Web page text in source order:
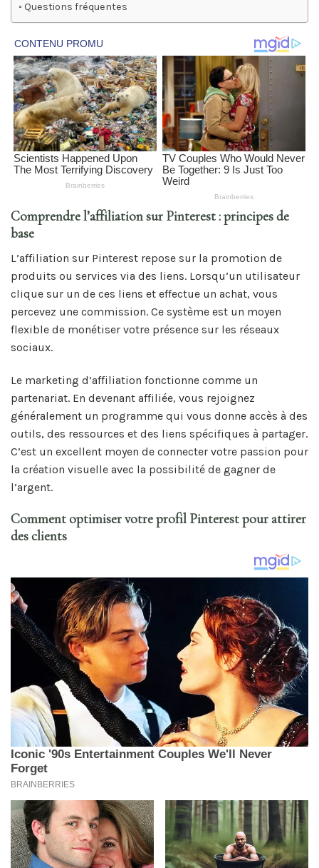
Questions fréquentes
Comprendre l’affiliation sur Pinterest : principes de
base
L’affiliation sur Pinterest repose sur la promotion de
produits ou services via des liens. Lorsqu’un utilisateur
clique sur un de ces liens et effectue un achat, vous
percevez une commission. Ce système est un moyen
flexible de monétiser votre présence sur les réseaux
sociaux.
Le marketing d’affiliation fonctionne comme un
partenariat. En devenant affiliée, vous rejoignez
généralement un programme qui vous donne accès à des
outils, des ressources et des liens spécifiques à partager.
C’est un excellent moyen de connecter votre passion pour
la création visuelle avec la possibilité de gagner de
l’argent.
Comment optimiser votre profil Pinterest pour attirer
des clients